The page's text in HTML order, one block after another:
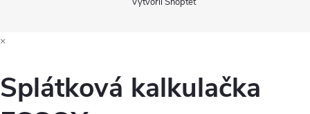
×
Splátková kalkulačka